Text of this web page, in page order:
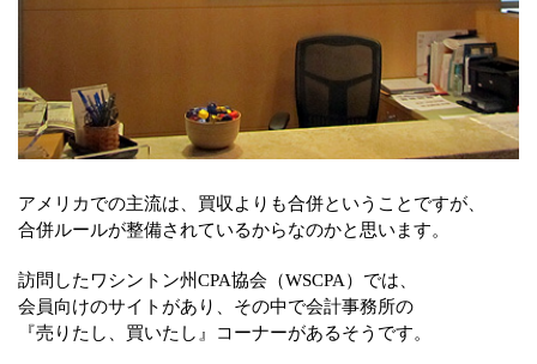
アメリカでの主流は、買収よりも合併ということですが、
合併ルールが整備されているからなのかと思います。
訪問したワシントン州CPA協会（WSCPA）では、
会員向けのサイトがあり、その中で会計事務所の
『売りたし、買いたし』コーナーがあるそうです。